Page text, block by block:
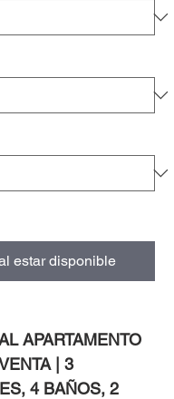
estar disponible
APARTAMENTO
| 3
4 BAÑOS, 2